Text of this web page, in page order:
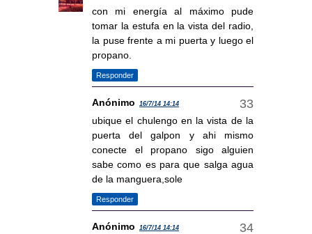
con mi energía al máximo pude
tomar la estufa en la vista del radio,
la puse frente a mi puerta y luego el
propano.
Responder
Anónimo 16/7/14 14:14
ubique el chulengo en la vista de la
puerta del galpon y ahi mismo
conecte el propano sigo alguien
sabe como es para que salga agua
de la manguera,sole
Responder
Anónimo 16/7/14 14:14